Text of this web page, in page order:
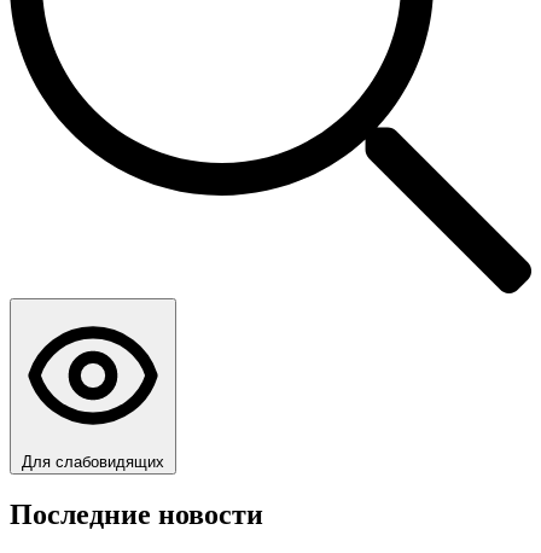
Для слабовидящих
Последние новости